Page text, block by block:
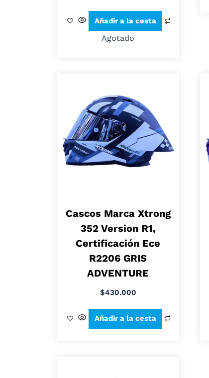
Añadir a la cesta
Agotado
Cascos Marca Xtrong
352 Version R1,
Certificación Ece
R2206 GRIS
ADVENTURE
$430.000
Añadir a la cesta